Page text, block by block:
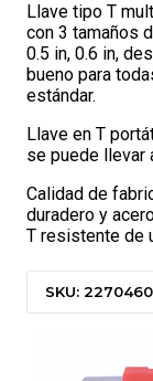
Llave tipo T
con 3 tamaños
0.5 in, 0.6 in,
bueno para
estándar.
Llave en T
se puede llevar
Calidad de
duradero y
T resistente de
SKU: 2270460